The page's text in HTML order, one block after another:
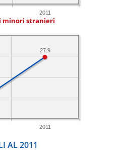
2011
minori stranieri
2011
27.9
AL 2011